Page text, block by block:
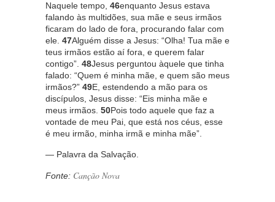
Naquele tempo, 46enquanto Jesus estava
falando às multidões, sua mãe e seus irmãos
ficaram do lado de fora, procurando falar com
ele. 47Alguém disse a Jesus: “Olha! Tua mãe e
teus irmãos estão aí fora, e querem falar
contigo”. 48Jesus perguntou àquele que tinha
falado: “Quem é minha mãe, e quem são meus
irmãos?” 49E, estendendo a mão para os
discípulos, Jesus disse: “Eis minha mãe e
meus irmãos. 50Pois todo aquele que faz a
vontade de meu Pai, que está nos céus, esse
é meu irmão, minha irmã e minha mãe”.
— Palavra da Salvação.
Fonte: Canção Nova